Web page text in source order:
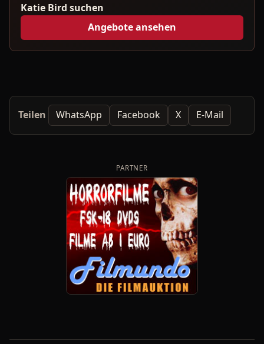
Katie Bird suchen
Angebote ansehen
Teilen WhatsApp Facebook X E-Mail
PARTNER